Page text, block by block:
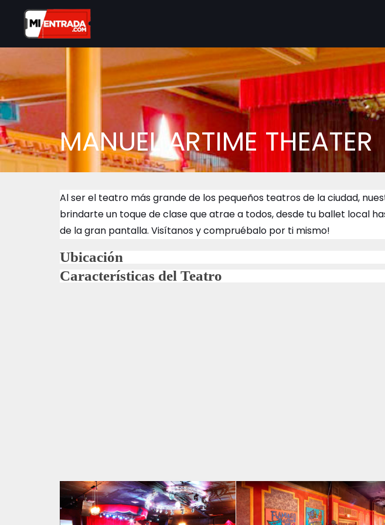
MANUEL ARTIME THEATER
Al ser el teatro más grande de los pequeños teatros de la ciudad,
brindarte un toque de clase que atrae a todos, desde tu ballet local
de la gran pantalla. Visítanos y compruébalo por ti mismo!
Ubicación
Características del Teatro